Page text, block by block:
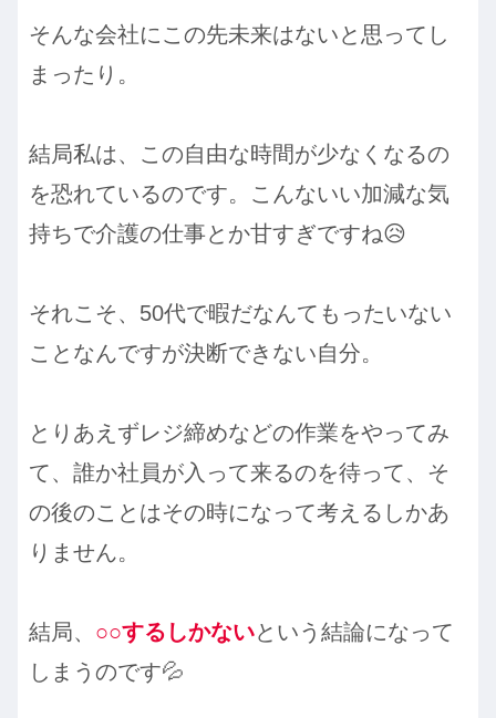
そんな会社にこの先未来はないと思ってし
まったり。
結局私は、この自由な時間が少なくなるの
を恐れているのです。こんないい加減な気
持ちで介護の仕事とか甘すぎですね😥
それこそ、50代で暇だなんてもったいない
ことなんですが決断できない自分。
とりあえずレジ締めなどの作業をやってみ
て、誰か社員が入って来るのを待って、そ
の後のことはその時になって考えるしかあ
りません。
結局、 ○○するしかないという結論になって
しまうのです💦